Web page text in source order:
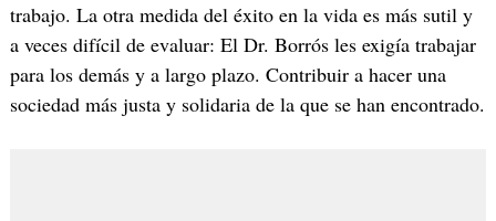
trabajo. La otra medida del éxito en la vida es más sutil y
a veces difícil de evaluar: El Dr. Borrós les exigía trabajar
para los demás y a largo plazo. Contribuir a hacer una
sociedad más justa y solidaria de la que se han encontrado.